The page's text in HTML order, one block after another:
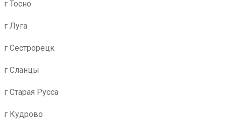
г Тосно
г Луга
г Сестрорецк
г Сланцы
г Старая Русса
г Кудрово